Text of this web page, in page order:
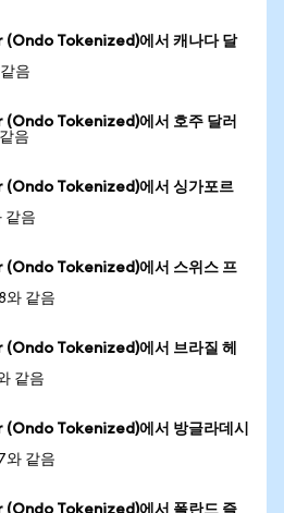
Tokenized)에서 캐나다 달
음
Tokenized)에서 호주 달러
음
Tokenized)에서 싱가포르
같음
Tokenized)에서 스위스 프
와 같음
Tokenized)에서 브라질 헤
같음
Tokenized)에서 방글라데시
와 같음
Tokenized)에서 폴란드 즐